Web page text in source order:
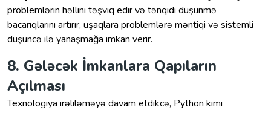
problemlərin həllini təşviq edir və tənqidi düşünmə
bacarıqlarını artırır, uşaqlara problemlərə məntiqi və sistemli
düşüncə ilə yanaşmağa imkan verir.
8. Gələcək İmkanlara Qapıların
Açılması
Texnologiya irəliləməyə davam etdikcə, Python kimi